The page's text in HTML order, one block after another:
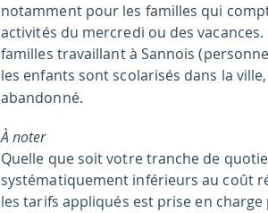
notamment pour les familles qui
activités du mercredi ou des
familles travaillant à Sannois
les enfants sont scolarisés dans la
abandonné.
À noter
Quelle que soit votre tranche de
systématiquement inférieurs au coût
les tarifs appliqués est prise en charge